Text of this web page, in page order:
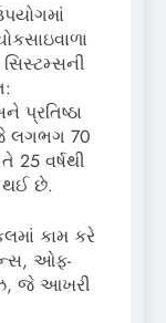
પ્રતિષ્ઠા
લગભગ 70
25 વર્ષથી
થઈ છે.
કામ કરે
ઓફ-
જે આખરી